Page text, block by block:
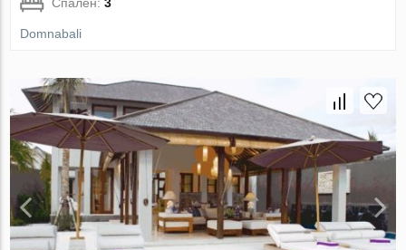
Domnabali